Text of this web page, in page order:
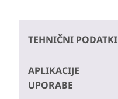
TEHNIČNI PODATKI
APLIKACIJE
UPORABE